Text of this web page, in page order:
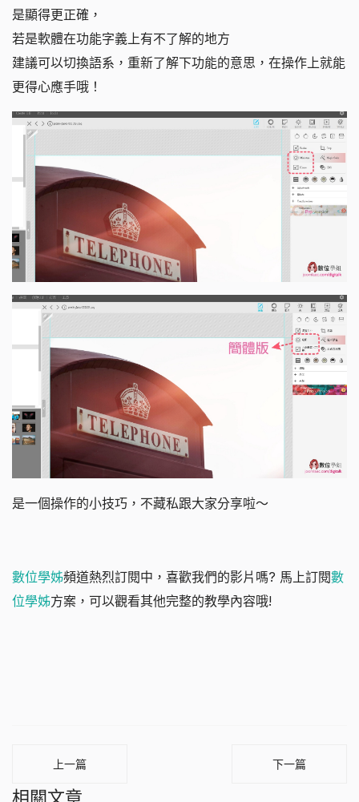
是顯得更正確，
若是軟體在功能字義上有不了解的地方
建議可以切換語系，重新了解下功能的意思，在操作上就能
更得心應手哦！
是一個操作的小技巧，不藏私跟大家分享啦～
數位學姊頻道熱烈訂閱中，喜歡我們的影片嗎? 馬上訂閱數
位學姊方案，可以觀看其他完整的教學內容哦!
上一篇 下一篇
相關文章